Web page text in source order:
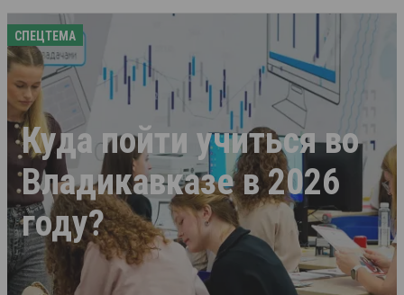
СПЕЦТЕМА
Куда пойти учиться во
Владикавказе в 2026
году?